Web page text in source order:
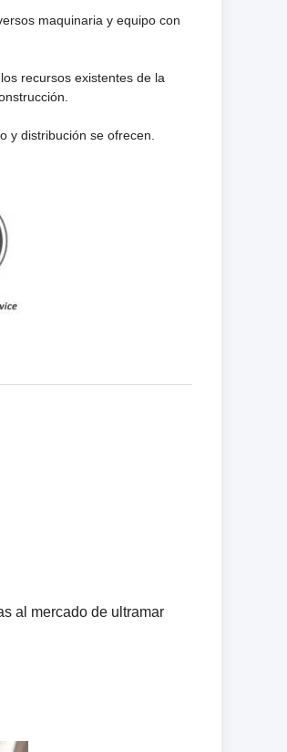
maquinaria y equipo con
recursos existentes de la
y distribución se ofrecen.
al mercado de ultramar